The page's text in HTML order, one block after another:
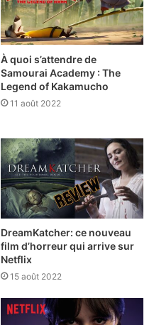
À quoi s’attendre de
Samourai Academy : The
Legend of Kakamucho
11 août 2022
DreamKatcher: ce nouveau
film d’horreur qui arrive sur
Netflix
15 août 2022